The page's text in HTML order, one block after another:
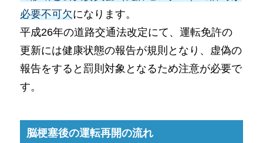
必要不可欠になります。
平成26年の道路交通法改定にて、運転免許の
更新には健康状態の報告が規則となり、虚偽の
報告をすると罰則対象となるため注意が必要で
す。
脳梗塞後の運転再開の流れ